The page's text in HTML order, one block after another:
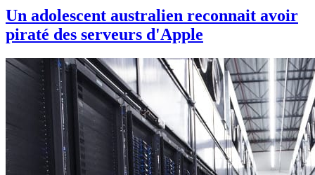
Un adolescent australien reconnait avoir
piraté des serveurs d'Apple